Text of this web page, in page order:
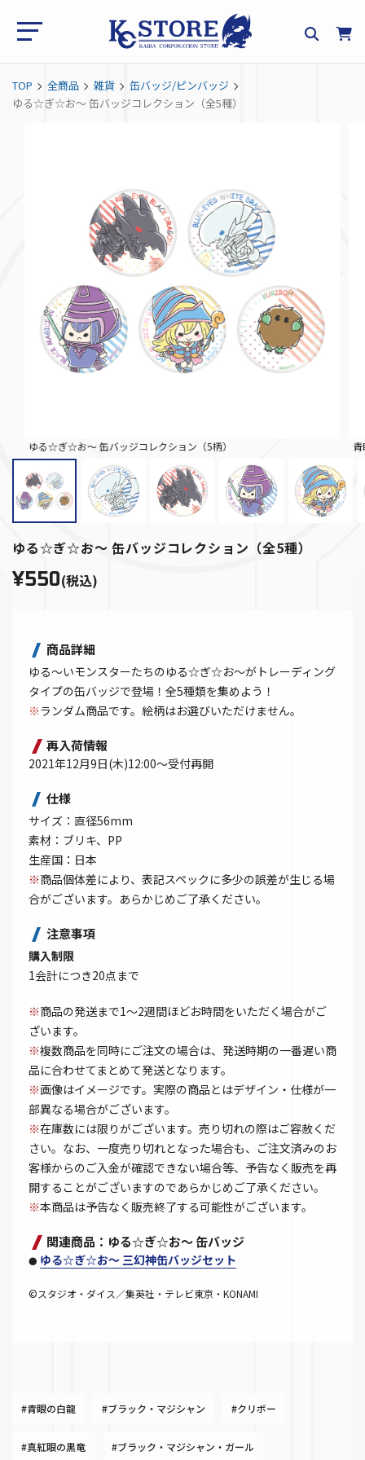
TOP 全商品 雑貨
缶バッジ/ピンバッジ
ゆる☆ぎ☆お～ 缶バッジコレクション（全5種）
ゆる☆ぎ☆お～ 缶バッジコレクション（5柄）
ゆる☆ぎ☆お～ 缶バッジコレクション（全5種）
¥550(税込)
商品詳細
ゆる～いモンスターたちのゆる☆ぎ☆お～がトレーディング
タイプの缶バッジで登場！全5種類を集めよう！
※ランダム商品です。絵柄はお選びいただけません。
再入荷情報
2021年12月9日(木)12:00～受付再開
仕様
サイズ：直径56mm
素材：ブリキ、PP
生産国：日本
※商品個体差により、表記スペックに多少の誤差が生じる場
合がございます。あらかじめご了承ください。
注意事項
購入制限
1会計につき20点まで
※商品の発送まで1～2週間ほどお時間をいただく場合がご
ざいます。
※複数商品を同時にご注文の場合は、発送時期の一番遅い商
品に合わせてまとめて発送となります。
※画像はイメージです。実際の商品とはデザイン・仕様が一
部異なる場合がございます。
※在庫数には限りがございます。売り切れの際はご容赦くだ
さい。なお、一度売り切れとなった場合も、ご注文済みのお
客様からのご入金が確認できない場合等、予告なく販売を再
開することがございますのであらかじめご了承ください。
※本商品は予告なく販売終了する可能性がございます。
関連商品：ゆる☆ぎ☆お～ 缶バッジ
● ゆる☆ぎ☆お～ 三幻神缶バッジセット
©スタジオ・ダイス／集英社・テレビ東京・KONAMI
#青眼の白龍 #ブラック・マジシャン #クリボー
#真紅眼の黒竜 #ブラック・マジシャン・ガール